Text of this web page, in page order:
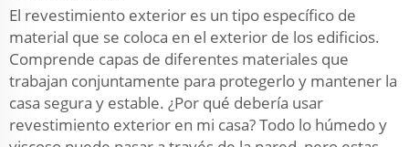
El revestimiento exterior es un tipo específico de
material que se coloca en el exterior de los edificios.
Comprende capas de diferentes materiales que
trabajan conjuntamente para protegerlo y mantener la
casa segura y estable. ¿Por qué debería usar
revestimiento exterior en mi casa? Todo lo húmedo y